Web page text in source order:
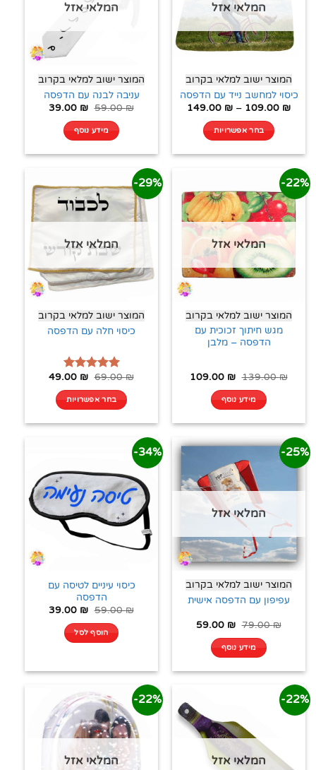
המלאי אזל
המוצר ישוב למלאי בקרוב
כיסוי למחשב נייד עם הדפסה
109.00 ₪
–
149.00 ₪
בחר אפשרויות
המלאי אזל
המוצר ישוב למלאי בקרוב
עניבה לבנה עם הדפסה
59.00₪
39.00 ₪
מידע נוסף
22%-
המלאי אזל
המוצר ישוב למלאי בקרוב
מגש חיתוך זכוכית עם
הדפסה – מלבן
139.00₪
109.00 ₪
מידע נוסף
29%-
המלאי אזל
המוצר ישוב למלאי בקרוב
כיסוי חלה עם הדפסה
דורג5.00
מתוך 5
69.00₪
49.00 ₪
בחר אפשרויות
25%-
המלאי אזל
המוצר ישוב למלאי בקרוב
עפיפון עם הדפסה אישית
79.00₪
59.00 ₪
מידע נוסף
34%-
כיסוי עיניים לטיסה עם
הדפסה
59.00₪
39.00 ₪
הוסף לסל
22%-
המלאי אזל
22%-
המלאי אזל